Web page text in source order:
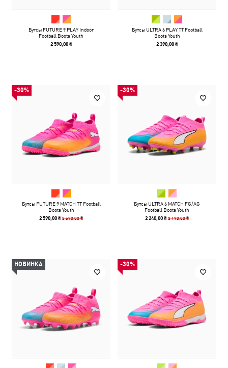
Бутсы FUTURE 9 PLAY Indoor
Football Boots Youth
2 590,00 ₴
Бутсы ULTRA 6 PLAY TT Football
Boots Youth
2 390,00 ₴
-30%
Бутсы FUTURE 9 MATCH TT Football
Boots Youth
2 590,00 ₴3 690,00 ₴
-30%
Бутсы ULTRA 6 MATCH FG/AG
Football Boots Youth
2 240,00 ₴3 190,00 ₴
НОВИНКА -30%